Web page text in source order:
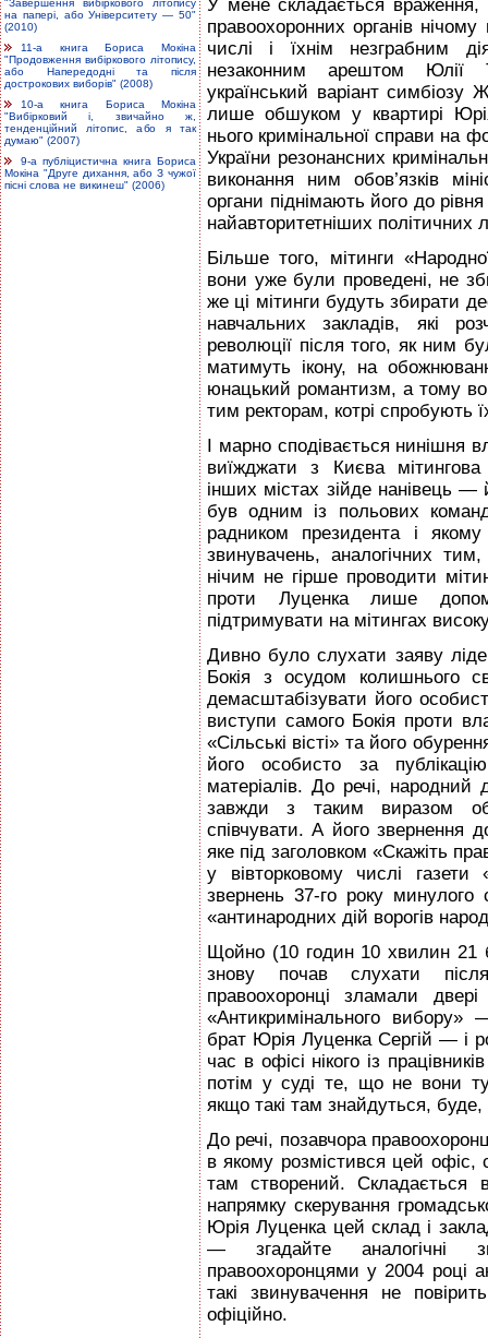
на папері, або Університету — 50"
(2010)
11-а книга Бориса Мокіна
"Продовження вибіркового літопису,
або Напередодні та після
дострокових виборів" (2008)
10-а книга Бориса Мокіна
"Вибірковий і, звичайно ж,
тенденційний літопис, або я так
думаю" (2007)
9-а публіцистична книга Бориса
Мокіна "Друге дихання, або З чужої
пісні слова не викинеш" (2006)
У мене складається враження,
правоохоронних органів
числі і їхнім незграбним
незаконним арештом Юлії
український варіант симбіозу
лише обшуком у квартирі
нього кримінальної справи на
України резонансних
виконання ним обов’язків
органи піднімають його до
найавторитетніших політичних
Більше того, мітинги
вони уже були проведені, не
же ці мітинги будуть збирати
навчальних закладів, які
революції після того, як ним
матимуть ікону, на
юнацький романтизм, а тому
тим ректорам, котрі спробують
І марно сподівається нинішня
виїжджати з Києва мітингова
інших містах зійде нанівець —
був одним із польових
радником президента і
звинувачень, аналогічних
нічим не гірше проводити
проти Луценка лише
підтримувати на мітингах
Дивно було слухати заяву
Бокія з осудом колишнього
демасштабізувати його
виступи самого Бокія проти
«Сільські вісті» та його
його особисто за
матеріалів. До речі, народний
завжди з таким виразом
співчувати. А його звернення
яке під заголовком «Скажіть
у вівторковому числі
звернень 37-го року минулого
«антинародних дій ворогів
Щойно (10 годин 10 хвилин 21
знову почав слухати
правоохоронці зламали двері
«Антикримінального вибору»
брат Юрія Луценка Сергій — і
час в офісі нікого із
потім у суді те, що не вони
якщо такі там знайдуться,
До речі, позавчора
в якому розмістився цей офіс,
там створений.
напрямку скерування
Юрія Луценка цей склад і
— згадайте аналогічні
правоохоронцями у 2004 році
такі звинувачення не
офіційно.